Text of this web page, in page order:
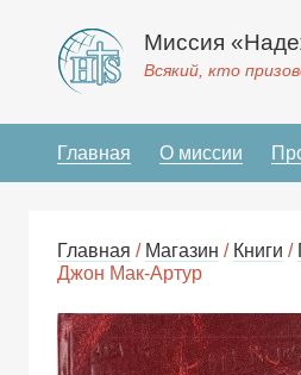
Миссия
Всякий, кто
Главная О миссии
Главная / Магазин / Книги /
Джон Мак-Артур